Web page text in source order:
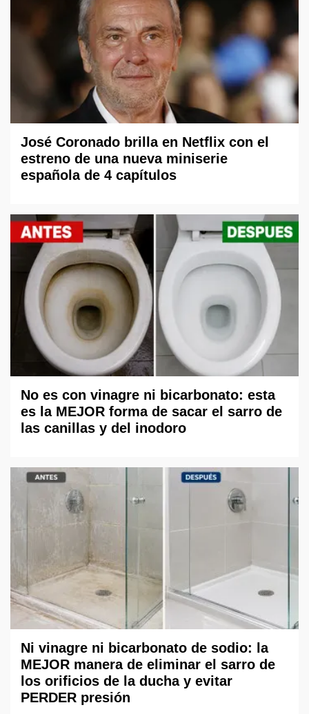
José Coronado brilla en Netflix con el
estreno de una nueva miniserie
española de 4 capítulos
No es con vinagre ni bicarbonato: esta
es la MEJOR forma de sacar el sarro de
las canillas y del inodoro
Ni vinagre ni bicarbonato de sodio: la
MEJOR manera de eliminar el sarro de
los orificios de la ducha y evitar
PERDER presión